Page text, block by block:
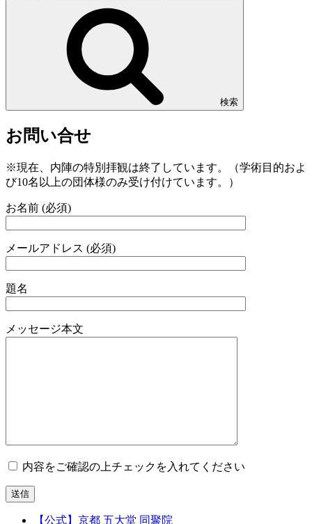
検索
お問い合せ
※現在、内陣の特別拝観は終了しています。（学術目的およ
び10名以上の団体様のみ受け付けています。）
お名前 (必須)
メールアドレス (必須)
題名
メッセージ本文
内容をご確認の上チェックを入れてください
【公式】京都 五大堂 同聚院